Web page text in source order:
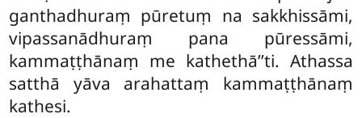
ganthadhuraṃ pūretuṃ na sakkhissāmi,
vipassanādhuraṃ pana pūressāmi,
kammaṭṭhānaṃ me kathethā’’ti. Athassa
satthā yāva arahattaṃ kammaṭṭhānaṃ
kathesi.